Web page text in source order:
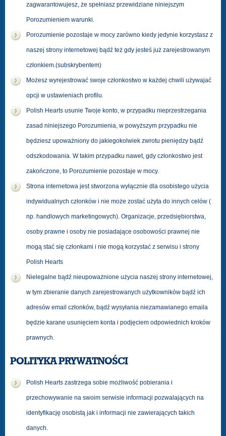
zagwarantowujesz, że spełniasz przewidziane niniejszym
Porozumieniem warunki.
Porozumienie pozostaje w mocy zarówno kiedy jedynie korzystasz z
naszej strony internetowej bądź też gdy jesteś już zarejestrowanym
członkiem.(subskrybentem)
Możesz wyrejestrować swoje członkostwo w każdej chwili używajać
opcji w ustawieniach profilu.
Polish Hearts usunie Twoje konto, w przypadku nieprzestrzegania
zasad niniejszego Porozumienia, w powyższym przypadku nie
będziesz upoważniony do jakiegokolwiek zwrotu pieniędzy bądź
odszkodowania. W takim przypadku nawet, gdy członkostwo jest
zakończone, to Porozumienie pozostaje w mocy.
Strona internetowa jest stworzona wyłącznie dla osobistego użycia
indywidualnych członków i nie może zostać użyta do innych celów (
np. handlowych marketingowych). Organizacje, przedsiębiorstwa,
osoby prawne i osoby nie posiadające osobowości prawnej nie
mogą stać się członkami i nie mogą korzystać z serwisu i strony
Polish Hearts
Nielegalne bądź nieupoważnione użycia naszej strony internetowej,
w tym zbieranie danych zarejestrowanych użytkowników bądź ich
adresów email członków, bądź wysyłania niezamawianego emaila
będzie karane usunięciem konta i podjęciem odpowiednich kroków
prawnych.
POLITYKA PRYWATNOŚCI
Polish Hearts zastrzega sobie możliwość pobierania i
przechowywanie na swoim serwisie informacji pozwalających na
identyfikację osobistą jak i informacji nie zawierających takich
danych.